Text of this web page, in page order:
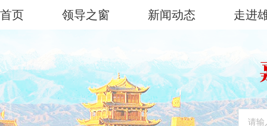
首页 领导之窗 新闻动态 走进